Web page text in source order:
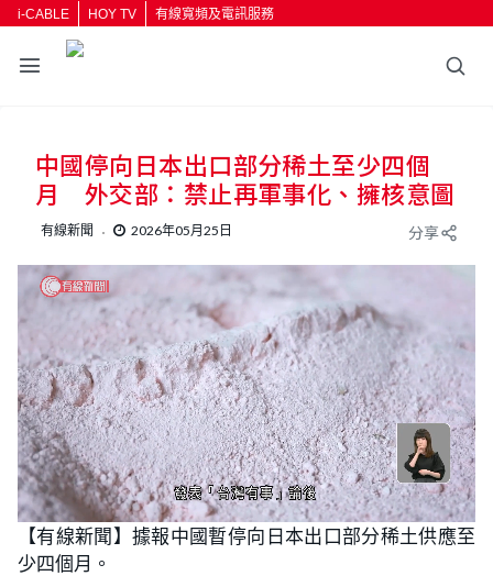
i-CABLE HOY TV 有線寬頻及電訊服務
中國停向日本出口部分稀土至少四個
月 外交部：禁止再軍事化、擁核意圖
有線新聞 2026年05月25日 分享
U
n
m
t
L
o
a
d
【有線新聞】據報中國暫停向日本出口部分稀土供應至
少四個月。